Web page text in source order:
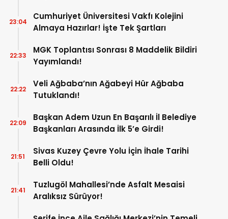
Cumhuriyet Üniversitesi Vakfı Kolejini
Almaya Hazırlar! İşte Tek Şartları
23:04
MGK Toplantısı Sonrası 8 Maddelik Bildiri
Yayımlandı!
22:33
Veli Ağbaba’nın Ağabeyi Hür Ağbaba
Tutuklandı!
22:22
Başkan Adem Uzun En Başarılı İl Belediye
Başkanları Arasında İlk 5’e Girdi!
22:09
Sivas Kuzey Çevre Yolu İçin İhale Tarihi
Belli Oldu!
21:51
Tuzlugöl Mahallesi’nde Asfalt Mesaisi
Aralıksız Sürüyor!
21:41